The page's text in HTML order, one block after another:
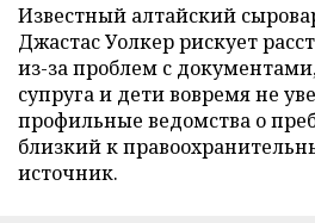
Известный алтайский
Джастас Уолкер рискует
из-за проблем с
супруга и дети вовремя не
профильные ведомства о
близкий к
источник.